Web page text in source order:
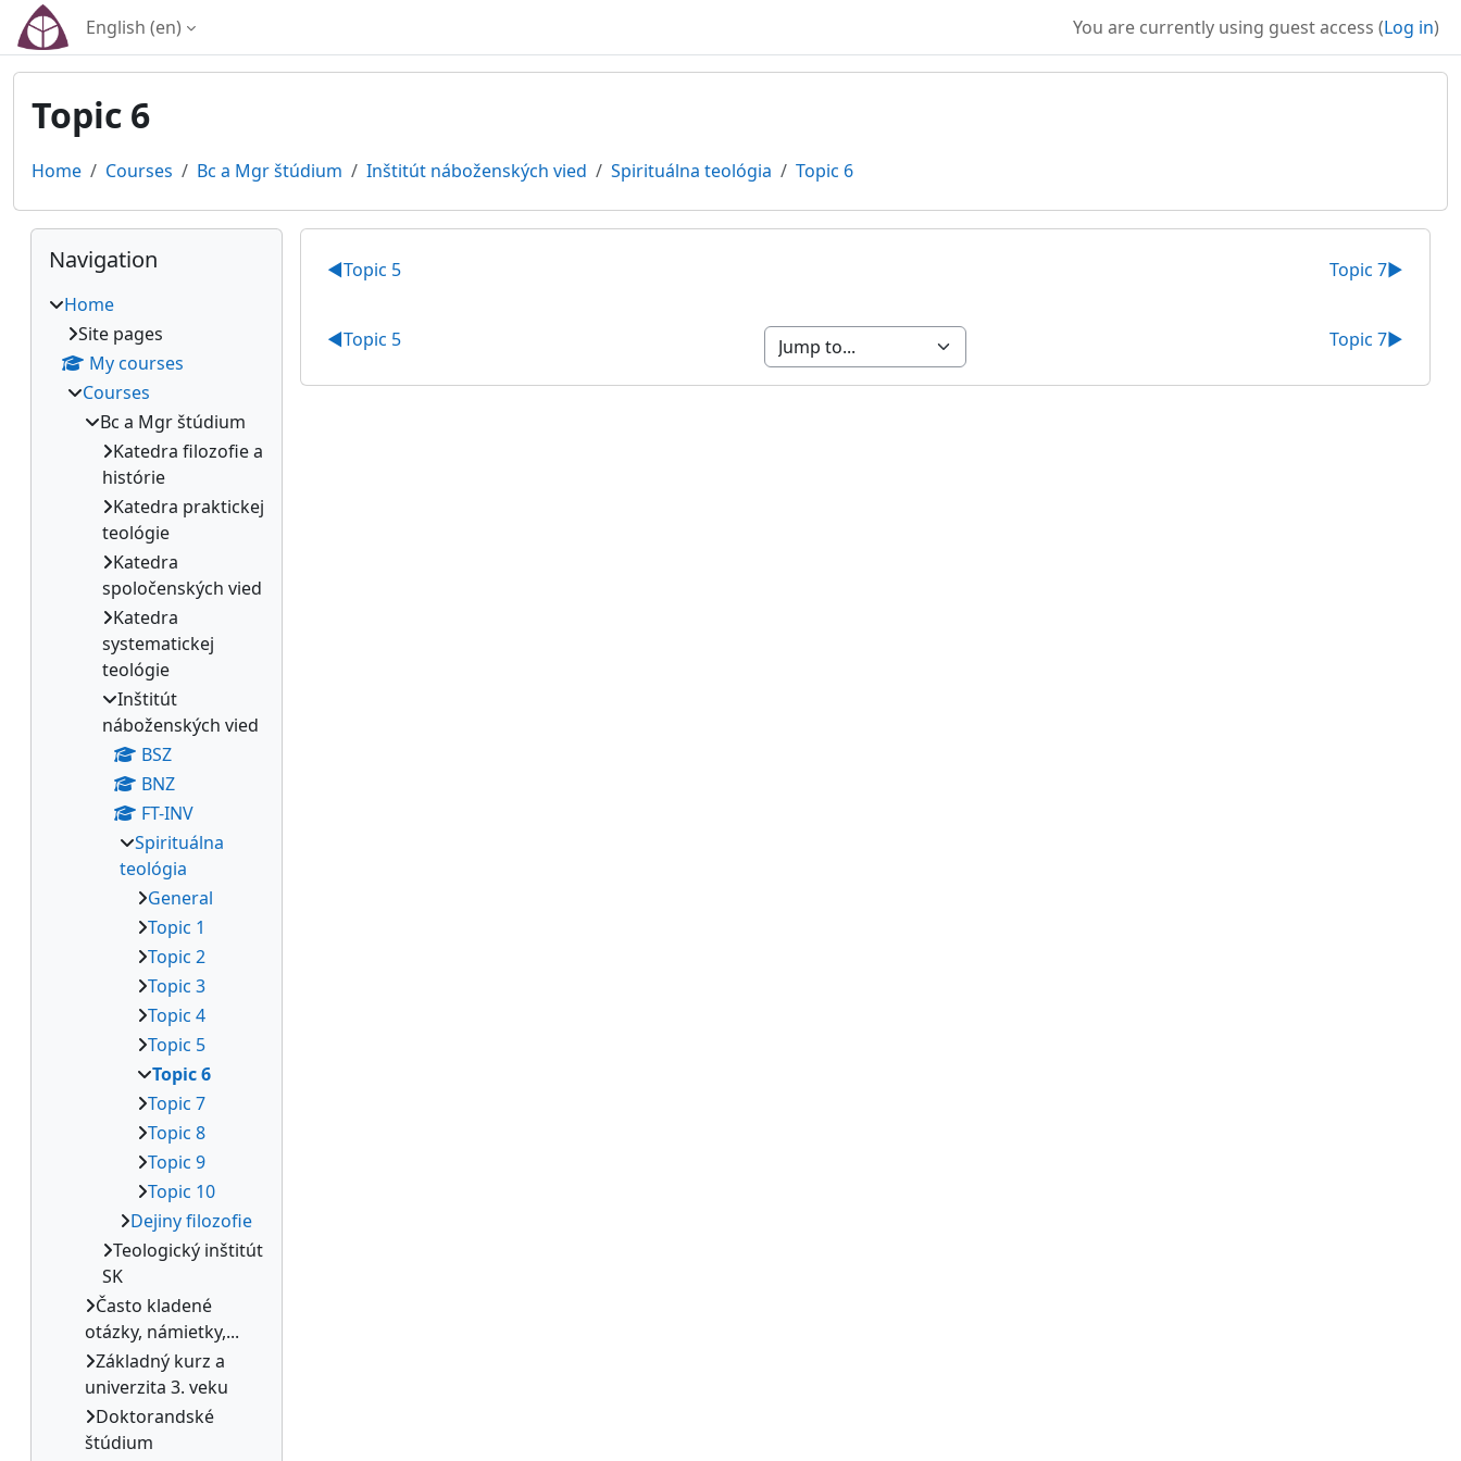
Skip to main content
English ‎(en)‎ You are currently using guest access (Log in)
Topic 6
Home Courses Bc a Mgr štúdium Inštitút náboženských vied Spirituálna teológia Topic 6
Section outline
◀︎Topic 5 Topic 7▶︎
◀︎Topic 5 Topic 7▶︎
Blocks
Skip Navigation
Navigation
Home
Site pages
My courses
Courses
Bc a Mgr štúdium
Katedra filozofie a
histórie
Katedra praktickej
teológie
Katedra
spoločenských vied
Katedra
systematickej
teológie
Inštitút
náboženských vied
BSZ
BNZ
FT-INV
Spirituálna
teológia
General
Topic 1
Topic 2
Topic 3
Topic 4
Topic 5
Topic 6
Topic 7
Topic 8
Topic 9
Topic 10
Dejiny filozofie
Teologický inštitút
SK
Často kladené
otázky, námietky,...
Základný kurz a
univerzita 3. veku
Doktorandské
štúdium